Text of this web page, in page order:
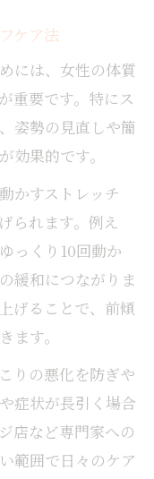
ケア法
には、女性の体質
重要です。特にス
姿勢の見直しや簡
効果的です。
かすストレッチ
られます。例え
っくり10回動か
緩和につながりま
げることで、前傾
ます。
りの悪化を防ぎや
症状が長引く場合
店など専門家への
範囲で日々のケア